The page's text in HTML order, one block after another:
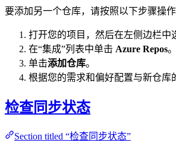
要添加另一个仓库，请按照以下步骤操作
打开您的项目，然后在左侧边栏中
在“集成”列表中单击 Azure Repos。
单击添加仓库。
根据您的需求和偏好配置与新仓库
检查同步状态
Section titled “检查同步状态”